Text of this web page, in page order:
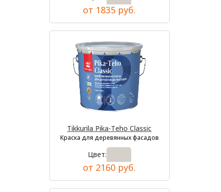
от 1835 руб.
Tikkurila Pika-Teho Classic
Краска для деревянных фасадов
Цвет:
от 2160 руб.